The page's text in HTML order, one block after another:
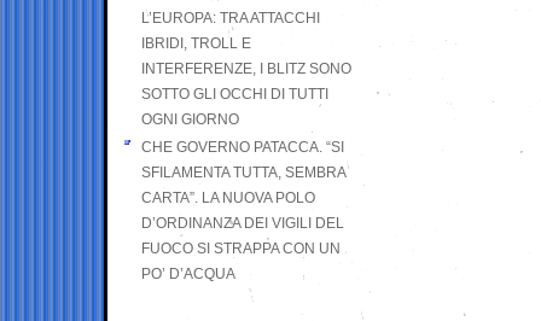
L’EUROPA: TRA ATTACCHI
IBRIDI, TROLL E
INTERFERENZE, I BLITZ SONO
SOTTO GLI OCCHI DI TUTTI
OGNI GIORNO
CHE GOVERNO PATACCA. “SI
SFILAMENTA TUTTA, SEMBRA
CARTA”. LA NUOVA POLO
D’ORDINANZA DEI VIGILI DEL
FUOCO SI STRAPPA CON UN
PO’ D’ACQUA